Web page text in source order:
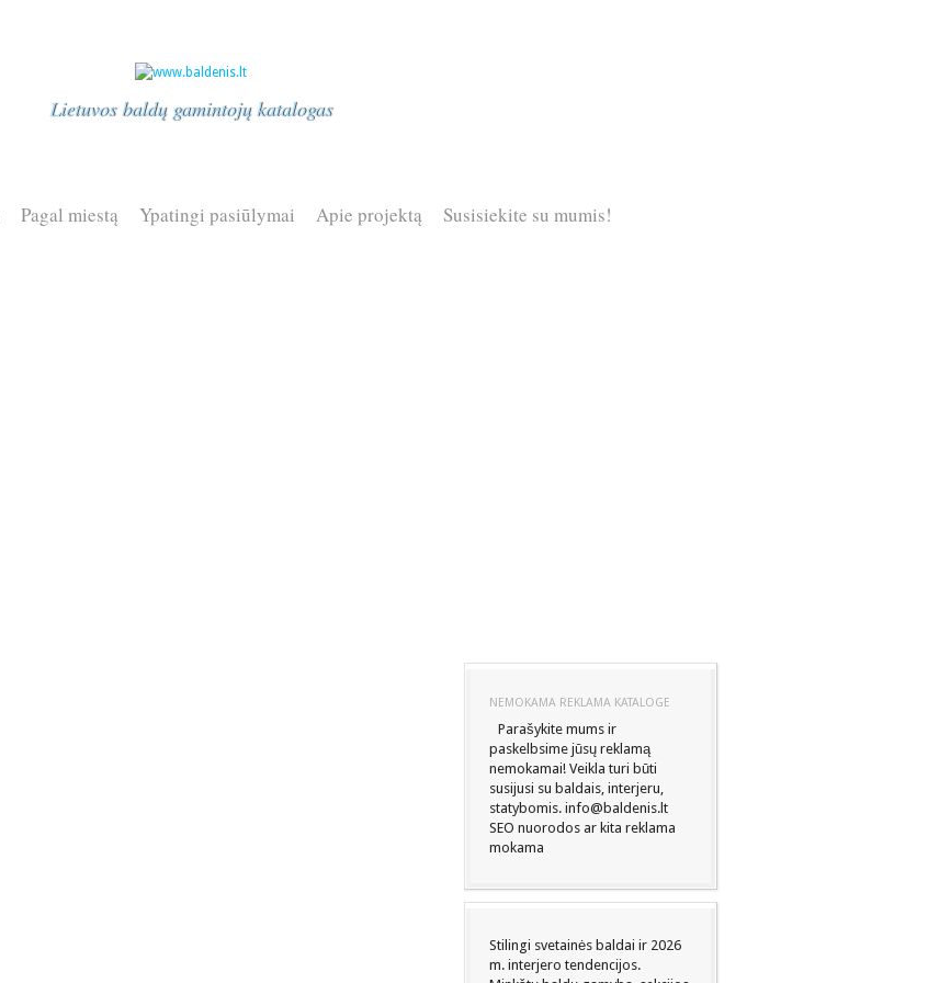
Lietuvos baldų gamintojų katalogas
Pagal miestą Ypatingi pasiūlymai Apie projektą Susisiekite su mumis!
NEMOKAMA REKLAMA KATALOGE
Parašykite mums ir
paskelbsime jūsų reklamą
nemokamai! Veikla turi būti
susijusi su baldais, interjeru,
statybomis. info@baldenis.lt
SEO nuorodos ar kita reklama
mokama
Stilingi svetainės baldai ir 2026
m. interjero tendencijos.